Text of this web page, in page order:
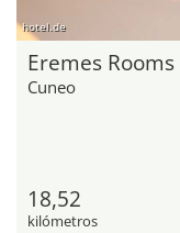
hotel.de
Eremes
Cuneo
18,52
kilómetros